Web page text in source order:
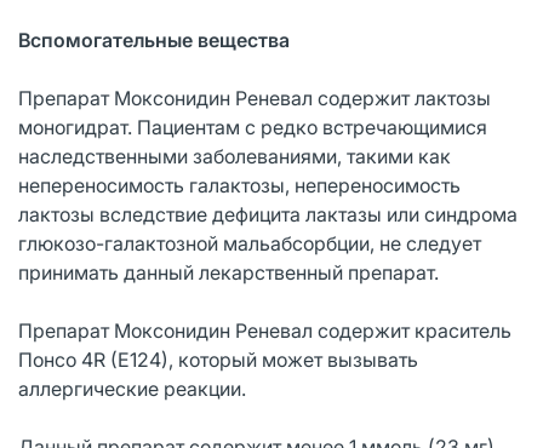
Вспомогательные вещества
Препарат Моксонидин Реневал содержит лактозы
моногидрат. Пациентам с редко встречающимися
наследственными заболеваниями, такими как
непереносимость галактозы, непереносимость
лактозы вследствие дефицита лактазы или синдрома
глюкозо-галактозной мальабсорбции, не следует
принимать данный лекарственный препарат.
Препарат Моксонидин Реневал содержит краситель
Понсо 4R (E124), который может вызывать
аллергические реакции.